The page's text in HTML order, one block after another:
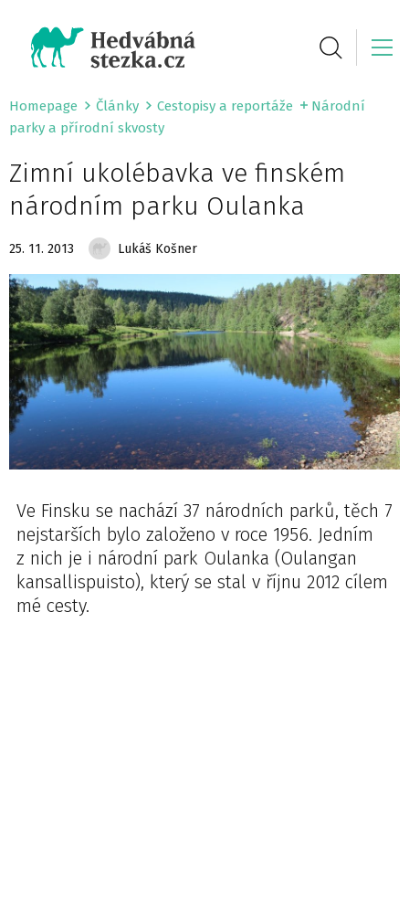
Homepage Články Cestopisy a reportáže
Národní
parky a přírodní skvosty
Zimní ukolébavka ve finském
národním parku Oulanka
25. 11. 2013 Lukáš Košner
Ve Finsku se nachází 37 národních parků, těch 7
nejstarších bylo založeno v roce 1956. Jedním
z nich je i národní park Oulanka (Oulangan
kansallispuisto), který se stal v říjnu 2012 cílem
mé cesty.